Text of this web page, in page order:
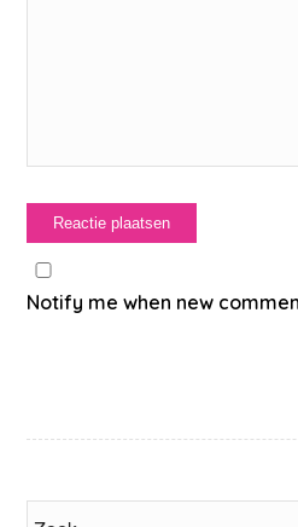
Notify me when new